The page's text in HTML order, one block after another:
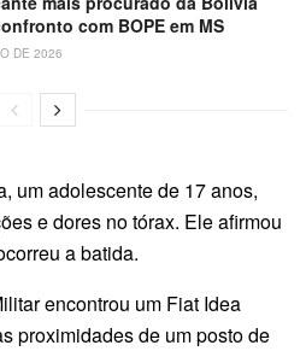
com BOPE em MS
DE 2026
um adolescente de 17 anos,
e dores no tórax. Ele afirmou
a batida.
encontrou um Fiat Idea
proximidades de um posto de